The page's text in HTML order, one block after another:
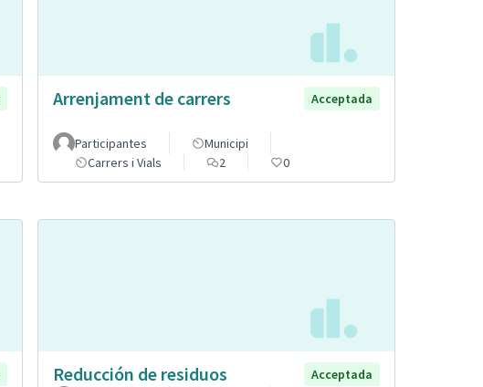
Arrenjament de carrers Acceptada
Participantes
Municipi
Carrers i Vials
2 0
Reducción de residuos
Acceptada